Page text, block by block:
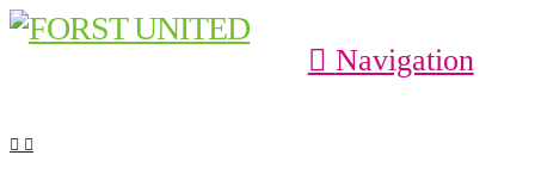
Navigation